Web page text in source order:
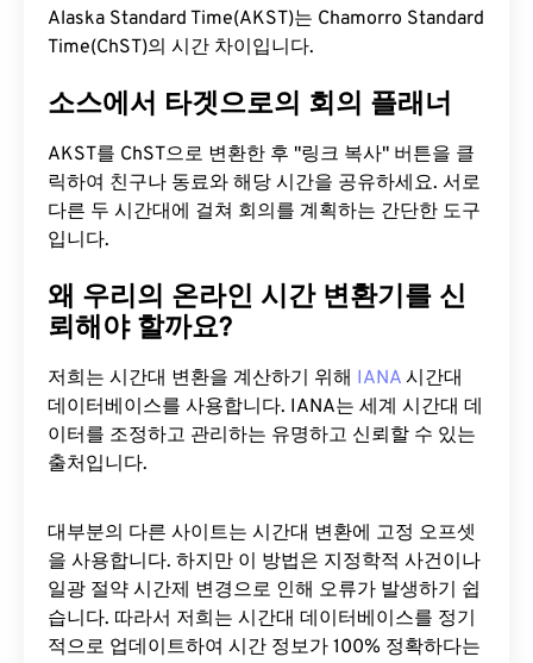
Alaska Standard Time(AKST)는 Chamorro Standard
Time(ChST)의 시간 차이입니다.
소스에서 타겟으로의 회의 플래너
AKST를 ChST으로 변환한 후 "링크 복사" 버튼을 클
릭하여 친구나 동료와 해당 시간을 공유하세요. 서로
다른 두 시간대에 걸쳐 회의를 계획하는 간단한 도구
입니다.
왜 우리의 온라인 시간 변환기를 신
뢰해야 할까요?
저희는 시간대 변환을 계산하기 위해 IANA 시간대
데이터베이스를 사용합니다. IANA는 세계 시간대 데
이터를 조정하고 관리하는 유명하고 신뢰할 수 있는
출처입니다.
대부분의 다른 사이트는 시간대 변환에 ​​고정 오프셋
을 사용합니다. 하지만 이 방법은 지정학적 사건이나
일광 절약 시간제 변경으로 인해 오류가 발생하기 쉽
습니다. 따라서 저희는 시간대 데이터베이스를 정기
적으로 업데이트하여 시간 정보가 100% 정확하다는